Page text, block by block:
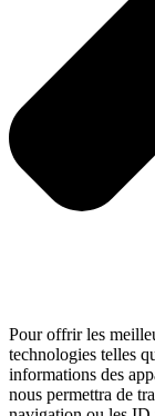
Pour offrir les
technologies telles
informations des
nous permettra de